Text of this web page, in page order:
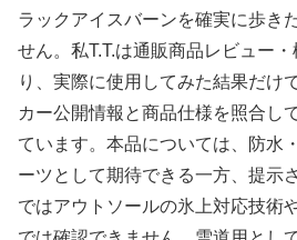
ラックアイスバーンを確実に歩き
せん。私T.T.は通販商品レビュー
り、実際に使用してみた結果だけ
カー公開情報と商品仕様を照合し
ています。本品については、防水
ーツとして期待できる一方、提示
ではアウトソールの氷上対応技術